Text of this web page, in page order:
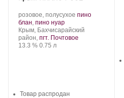
Производитель:
Группа
компаний
«АВК».
розовое, полусухое .
винограда:
пино
блан, пино нуар.
Регион:
Крым, Бахчисарайский
район, пгт. Почтовое
Крепость
13.3 %. Объем
0.75 л
Товар распродан